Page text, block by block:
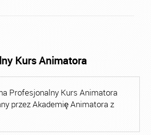
Kurs Animatora
Profesjonalny Kurs Animatora
przez Akademię Animatora z